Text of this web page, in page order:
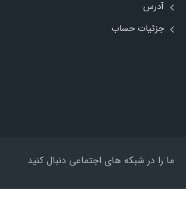
آدرس
جزئیات حساب
ما را در شبکه های اجتماعی دنبال کنید